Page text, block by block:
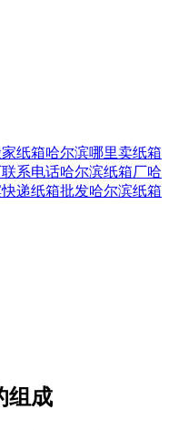
纸箱哈尔滨哪里卖纸箱
系电话哈尔滨纸箱厂哈
递纸箱批发哈尔滨纸箱
组成